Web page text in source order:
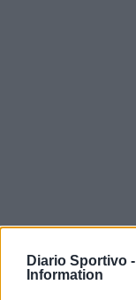
Diario Sportivo -
Information